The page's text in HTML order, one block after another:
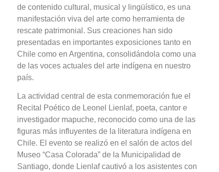
de contenido cultural, musical y lingüístico, es una
manifestación viva del arte como herramienta de
rescate patrimonial. Sus creaciones han sido
presentadas en importantes exposiciones tanto en
Chile como en Argentina, consolidándola como una
de las voces actuales del arte indígena en nuestro
país.
La actividad central de esta conmemoración fue el
Recital Poético de Leonel Lienlaf, poeta, cantor e
investigador mapuche, reconocido como una de las
figuras más influyentes de la literatura indígena en
Chile. El evento se realizó en el salón de actos del
Museo “Casa Colorada” de la Municipalidad de
Santiago, donde Lienlaf cautivó a los asistentes con